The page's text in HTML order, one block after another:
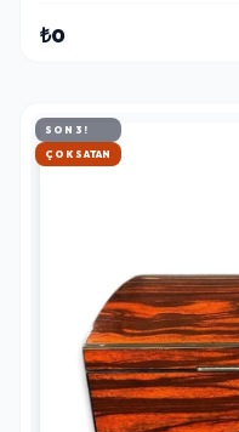
₺0
SON 3!
HIZLI KARGO